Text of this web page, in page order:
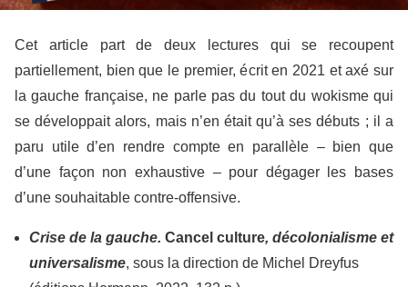
Cet article part de deux lectures qui se recoupent
partiellement, bien que le premier, écrit en 2021 et axé sur
la gauche française, ne parle pas du tout du wokisme qui
se développait alors, mais n’en était qu’à ses débuts ; il a
paru utile d’en rendre compte en parallèle – bien que
d’une façon non exhaustive – pour dégager les bases
d’une souhaitable contre-offensive.
Crise de la gauche. Cancel culture, décolonialisme et
universalisme, sous la direction de Michel Dreyfus